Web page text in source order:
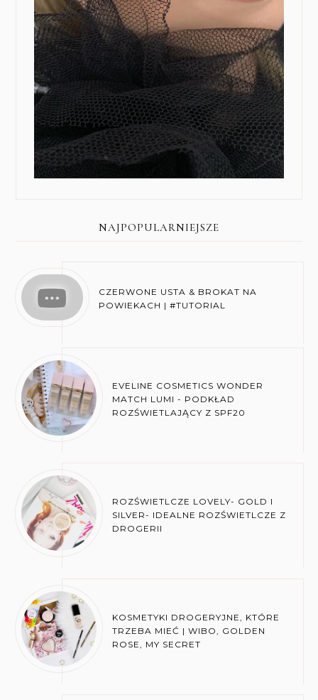
NAJPOPULARNIEJSZE
CZERWONE USTA & BROKAT NA
POWIEKACH | #TUTORIAL
EVELINE COSMETICS WONDER
MATCH LUMI - PODKŁAD
ROZŚWIETLAJĄCY Z SPF20
ROZŚWIETLCZE LOVELY- GOLD I
SILVER- IDEALNE ROZŚWIETLCZE Z
DROGERII
KOSMETYKI DROGERYJNE, KTÓRE
TRZEBA MIEĆ | WIBO, GOLDEN
ROSE, MY SECRET